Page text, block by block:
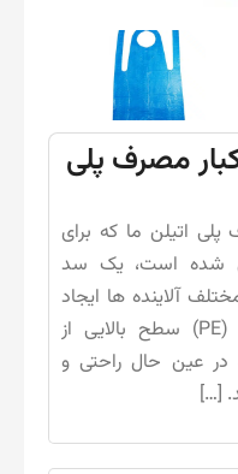
مصرف پلی
اتیلن ما که برای
شده است، یک سد
آلاینده ها ایجاد
می کند. مواد پلی اتیلن قوی (PE) سطح بالایی از
عین حال راحتی و
[…]